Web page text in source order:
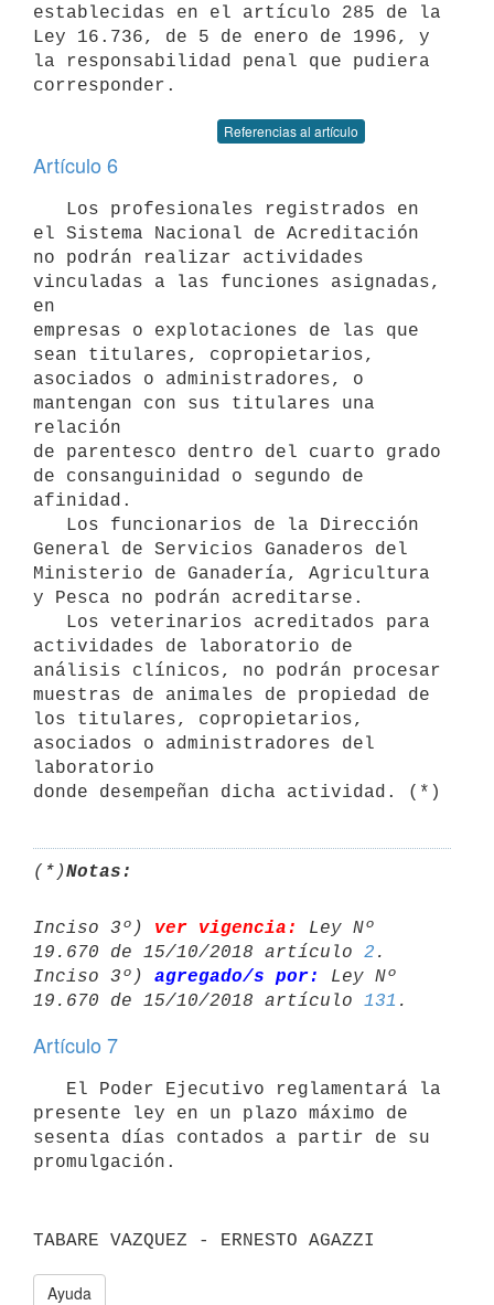
establecidas en el artículo 285 de la
Ley 16.736, de 5 de enero de 1996, y
la responsabilidad penal que pudiera
corresponder.
Referencias al artículo
Artículo 6
el Sistema Nacional de Acreditación
no podrán realizar actividades
vinculadas a las funciones asignadas,
en
empresas o explotaciones de las que
sean titulares, copropietarios,
asociados o administradores, o
mantengan con sus titulares una
relación
de parentesco dentro del cuarto grado
de consanguinidad o segundo de
afinidad.
General de Servicios Ganaderos del
Ministerio de Ganadería, Agricultura
y Pesca no podrán acreditarse.
actividades de laboratorio de
análisis clínicos, no podrán procesar
muestras de animales de propiedad de
los titulares, copropietarios,
asociados o administradores del
laboratorio
donde desempeñan dicha actividad. (*)
(*)Notas:
Inciso 3º) ver vigencia:
Ley Nº
19.670 de 15/10/2018 artículo 2 .
Inciso 3º) agregado/s por:
Ley Nº
19.670 de 15/10/2018 artículo 131
Artículo 7
presente ley en un plazo máximo de
sesenta días contados a partir de su
promulgación.
TABARE VAZQUEZ - ERNESTO AGAZZI
Ayuda